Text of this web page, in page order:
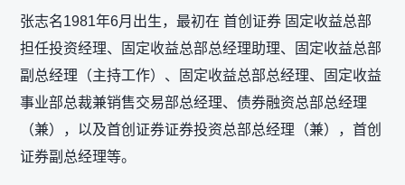
张志名1981年6月出生，最初在 首创证券 固定收益总部
担任投资经理、固定收益总部总经理助理、固定收益总部
副总经理（主持工作）、固定收益总部总经理、固定收益
事业部总裁兼销售交易部总经理、债券融资总部总经理
（兼），以及首创证券证券投资总部总经理（兼），首创
证券副总经理等。